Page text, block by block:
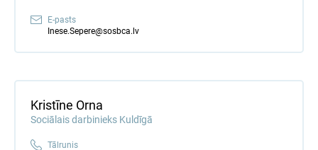
E-pasts
Inese.Sepere@sosbca.lv
Kristīne Orna
Sociālais darbinieks Kuldīgā
Tālrunis